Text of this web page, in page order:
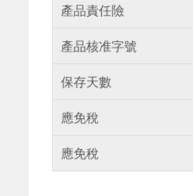
產品責任險
產品核准字號
保存天數
應免稅
應免稅